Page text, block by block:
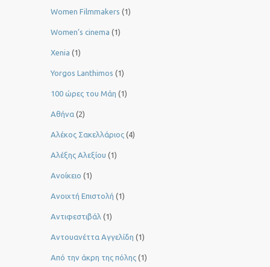
Women Filmmakers (1)
Women’s cinema (1)
Xenia (1)
Yorgos Lanthimos (1)
100 ώρες του Μάη (1)
Αθήνα (2)
Αλέκος Σακελλάριος (4)
Αλέξης Αλεξίου (1)
Ανοίκειο (1)
Ανοιχτή Επιστολή (1)
Αντιφεστιβάλ (1)
Αντουανέττα Αγγελίδη (1)
Από την άκρη της πόλης (1)